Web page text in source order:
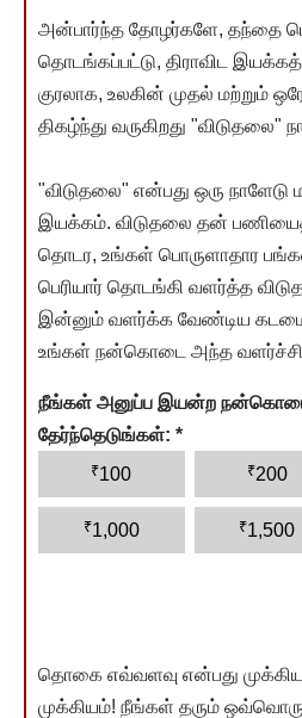
அன்பார்ந்த தோழர்களே, தந்தை
தொடங்கப்பட்டு, திராவிட
குரலாக, உலகின் முதல் மற்றும்
திகழ்ந்து வருகிறது "விடுதலை"
"விடுதலை" என்பது ஒரு நாளேடு
இயக்கம். விடுதலை தன்
தொடர, உங்கள் பொருளாதார
பெரியார் தொடங்கி வளர்த்த
இன்னும் வளர்க்க வேண்டிய கடமை
உங்கள் நன்கொடை அந்த
நீங்கள் அனுப்ப இயன்ற
தேர்ந்தெடுங்கள்: *
₹100 ₹200
₹1,000 ₹1,500
தொகை எவ்வளவு என்பது
முக்கியம்! நீங்கள் தரும் ஒவ்வொரு